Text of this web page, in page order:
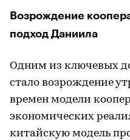
Возрождение
подход Даниила
Одним из ключевых
стало возрождение
времен модели
экономических
китайскую модель